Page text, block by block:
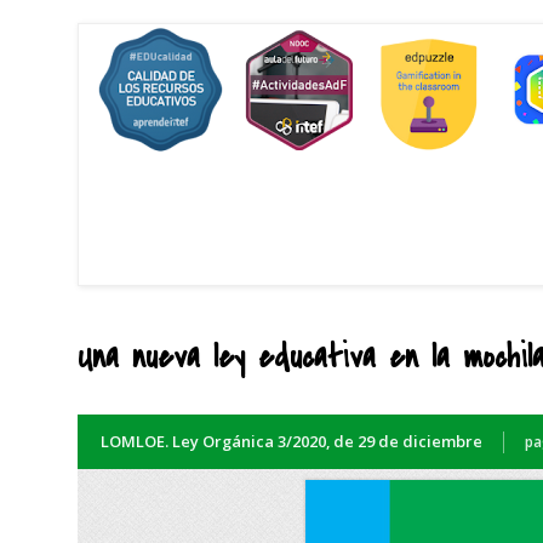
Una nueva ley educativa en la